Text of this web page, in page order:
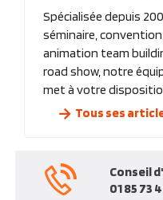
Spécialisée depuis
séminaire,
animation team
road show, notre
met à votre
Tous ses
Conseil
01 85 73